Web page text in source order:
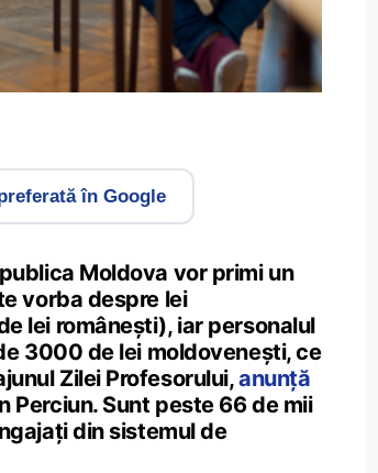
în Google
Moldova vor primi un
vorba despre lei
lei românești), iar personalul
3000 de lei moldovenești, ce
Zilei Profesorului,anunță
Perciun. Sunt peste 66 de mii
din sistemul de